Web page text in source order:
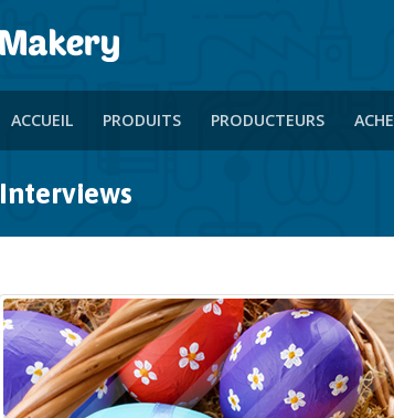
ACCUEIL PRODUITS PRODUCTEURS
Interviews